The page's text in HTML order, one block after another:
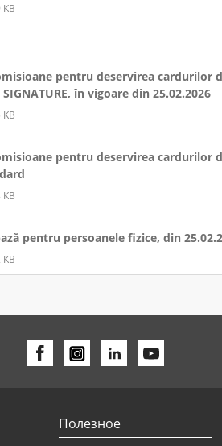
pentru deservirea cardurilor
în vigoare din 25.02.2026
pentru deservirea cardurilor
pentru persoanele fizice, din
Полезное